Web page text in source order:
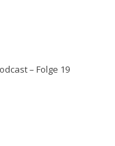
– Folge 19